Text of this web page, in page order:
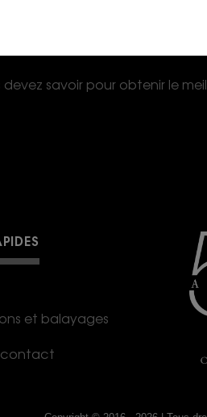
savoir pour obtenir le
et balayages
contact